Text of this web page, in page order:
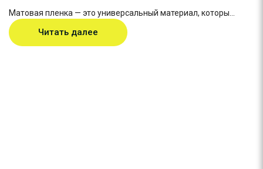
Матовая пленка — это универсальный материал, которы...
Читать далее